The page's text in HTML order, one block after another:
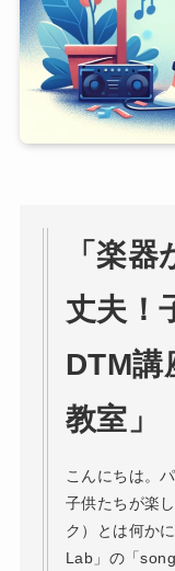
「楽
丈夫！
DTM講
教室」
こんにちは。
子供たちが楽
ク）とは何か
Lab」の「